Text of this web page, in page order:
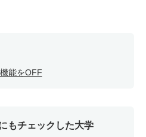
能をOFF
もチェックした大学